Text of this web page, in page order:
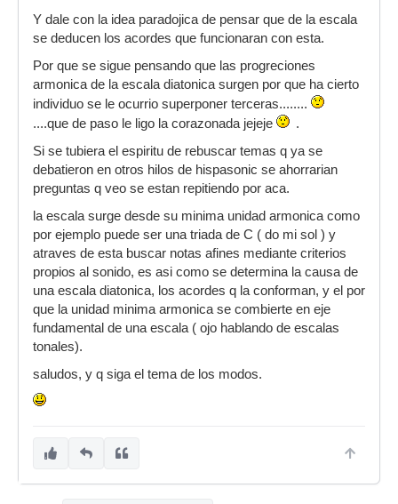
Y dale con la idea paradojica de pensar que de la escala
se deducen los acordes que funcionaran con esta.
Por que se sigue pensando que las progreciones
armonica de la escala diatonica surgen por que ha cierto
individuo se le ocurrio superponer terceras........
....que de paso le ligo la corazonada jejeje
.
Si se tubiera el espiritu de rebuscar temas q ya se
debatieron en otros hilos de hispasonic se ahorrarian
preguntas q veo se estan repitiendo por aca.
la escala surge desde su minima unidad armonica como
por ejemplo puede ser una triada de C ( do mi sol ) y
atraves de esta buscar notas afines mediante criterios
propios al sonido, es asi como se determina la causa de
una escala diatonica, los acordes q la conforman, y el por
que la unidad minima armonica se combierte en eje
fundamental de una escala ( ojo hablando de escalas
tonales).
saludos, y q siga el tema de los modos.